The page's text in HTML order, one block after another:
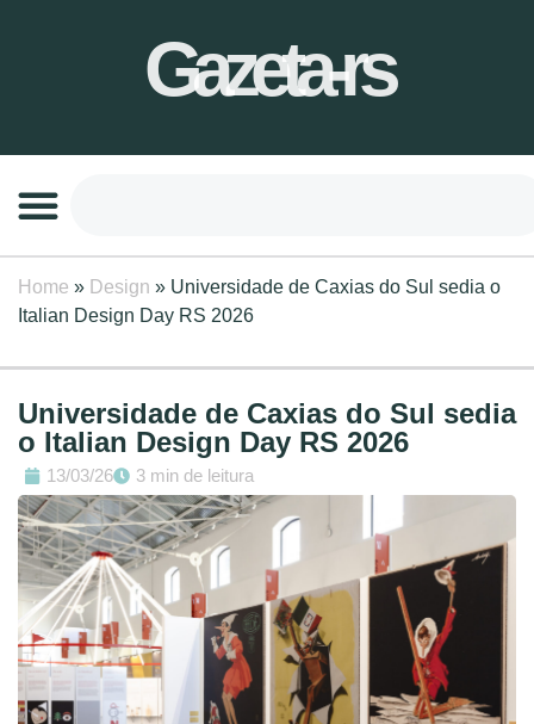
Gazeta-rs
Home » Design » Universidade de Caxias do Sul sedia o
Italian Design Day RS 2026
Universidade de Caxias do Sul sedia
o Italian Design Day RS 2026
13/03/26 3 min de leitura